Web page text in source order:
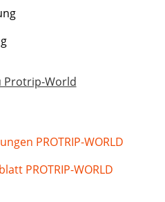
Protrip-World
PROTRIP-WORLD
PROTRIP-WORLD